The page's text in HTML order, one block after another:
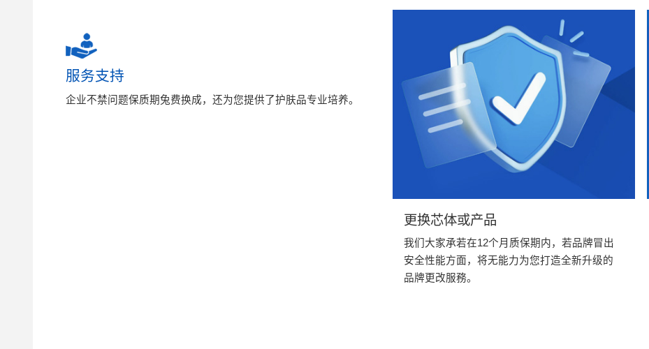
服务支持
企业不禁问题保质期兔费换成，还为您提供了护肤品专业培养。
更换芯体或产品
我们大家承若在12个月质保期内，若品牌冒出
安全性能方面，将无能力为您打造全新升级的
品牌更改服務。